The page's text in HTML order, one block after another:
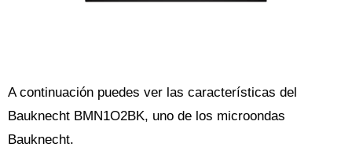
A continuación puedes ver las características del
Bauknecht BMN1O2BK, uno de los microondas
Bauknecht.